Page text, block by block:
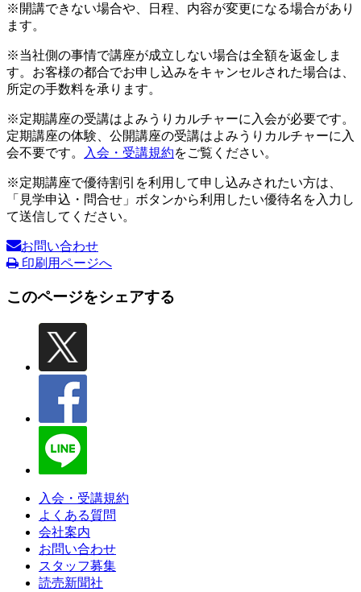
※開講できない場合や、日程、内容が変更になる場合があり
ます。
※当社側の事情で講座が成立しない場合は全額を返金しま
す。お客様の都合でお申し込みをキャンセルされた場合は、
所定の手数料を承ります。
※定期講座の受講はよみうりカルチャーに入会が必要です。
定期講座の体験、公開講座の受講はよみうりカルチャーに入
会不要です。
入会・受講規約をご覧ください。
※定期講座で優待割引を利用して申し込みされたい方は、
「見学申込・問合せ」ボタンから利用したい優待名を入力し
て送信してください。
お問い合わせ
印刷用ページへ
このページをシェアする
入会・受講規約
よくある質問
会社案内
お問い合わせ
スタッフ募集
読売新聞社